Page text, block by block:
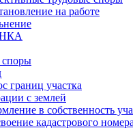
на работе
споры
границ участка
с землей
в собственность
кадастрового номера